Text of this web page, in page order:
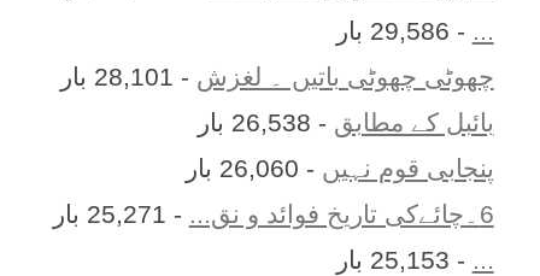
... - 29,586 بار
چھوٹی چھوٹی باتیں ۔ لغزش - 28,101 بار
بائبل کے مطابق - 26,538 بار
پنجابی قوم نہیں - 26,060 بار
6۔چائےکی تاریخ فوائد و نق...
- 25,271 بار
... - 25,153 بار